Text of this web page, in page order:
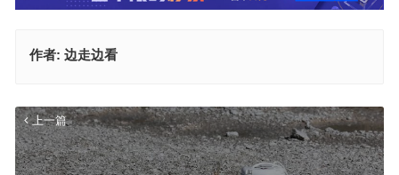
作者: 边走边看
上一篇